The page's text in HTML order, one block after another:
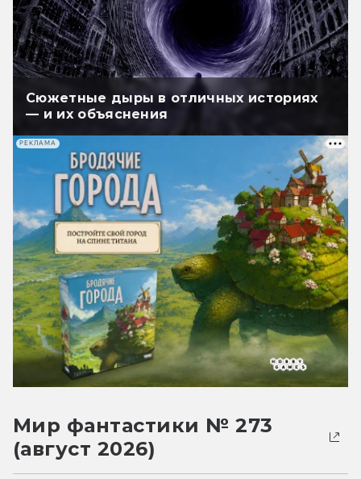
Сюжетные дыры в отличных историях
— и их объяснения
РЕКЛАМА
Мир фантастики № 273
(август 2026)